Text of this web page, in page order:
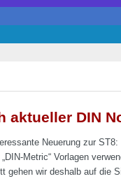
aktueller DIN
Neuerung zur
Metric“ Vorlagen
gehen wir deshalb auf die